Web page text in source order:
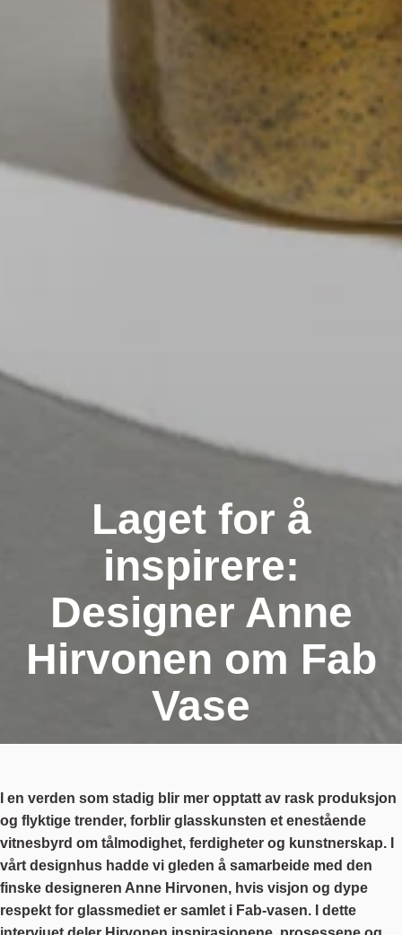
Laget for å
inspirere:
Designer Anne
Hirvonen om Fab
Vase
I en verden som stadig blir mer opptatt av rask produksjon
og flyktige trender, forblir glasskunsten et enestående
vitnesbyrd om tålmodighet, ferdigheter og kunstnerskap. I
vårt designhus hadde vi gleden å samarbeide med den
finske designeren Anne Hirvonen, hvis visjon og dype
respekt for glassmediet er samlet i Fab-vasen. I dette